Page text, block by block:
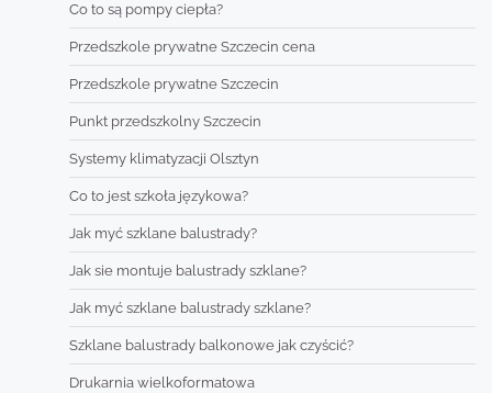
Co to są pompy ciepła?
Przedszkole prywatne Szczecin cena
Przedszkole prywatne Szczecin
Punkt przedszkolny Szczecin
Systemy klimatyzacji Olsztyn
Co to jest szkoła językowa?
Jak myć szklane balustrady?
Jak sie montuje balustrady szklane?
Jak myć szklane balustrady szklane?
Szklane balustrady balkonowe jak czyścić?
Drukarnia wielkoformatowa